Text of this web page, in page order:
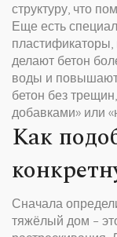
структуру, что
Еще есть
делают бетон
воды и повышают
бетон без
добавками» или
Как
Сначала
тяжёлый дом –